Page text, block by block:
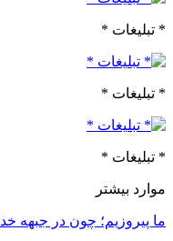
* تبلیغات *
* تبلیغات *
* تبلیغات *
موارد بیشتر
ما پیروزیم؛ چون در جبهه